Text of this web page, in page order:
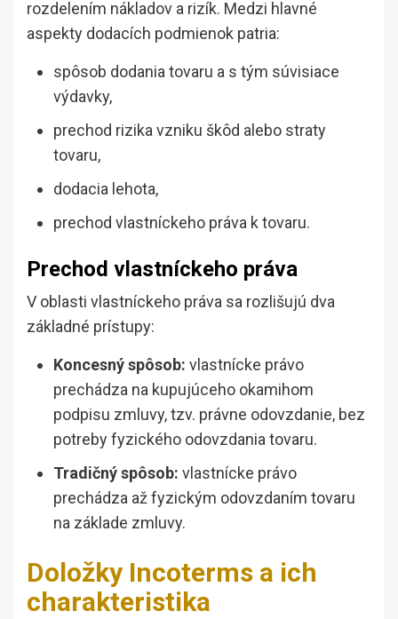
rozdelením nákladov a rizík. Medzi hlavné
aspekty dodacích podmienok patria:
spôsob dodania tovaru a s tým súvisiace
výdavky,
prechod rizika vzniku škôd alebo straty
tovaru,
dodacia lehota,
prechod vlastníckeho práva k tovaru.
Prechod vlastníckeho práva
V oblasti vlastníckeho práva sa rozlišujú dva
základné prístupy:
Koncesný spôsob: vlastnícke právo
prechádza na kupujúceho okamihom
podpisu zmluvy, tzv. právne odovzdanie, bez
potreby fyzického odovzdania tovaru.
Tradičný spôsob: vlastnícke právo
prechádza až fyzickým odovzdaním tovaru
na základe zmluvy.
Doložky Incoterms a ich
charakteristika